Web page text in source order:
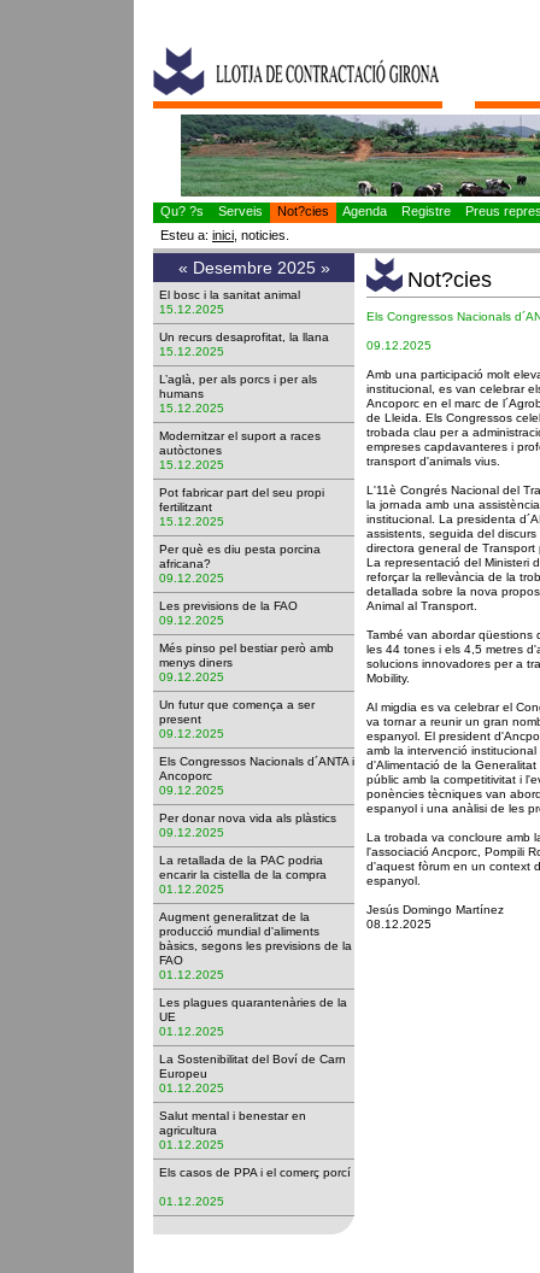
Qu? ?s Serveis Not?cies Agenda Registre
Preus
Esteu a: inici , noticies.
« Desembre 2025 »
El bosc i la sanitat animal
15.12.2025
Un recurs desaprofitat, la llana
15.12.2025
L’aglà, per als porcs i per als
humans
15.12.2025
Modernitzar el suport a races
autòctones
15.12.2025
Pot fabricar part del seu propi
fertilitzant
15.12.2025
Per què es diu pesta porcina
africana?
09.12.2025
Les previsions de la FAO
09.12.2025
Més pinso pel bestiar però amb
menys diners
09.12.2025
Un futur que comença a ser
present
09.12.2025
Els Congressos Nacionals d´ANTA i
Ancoporc
09.12.2025
Per donar nova vida als plàstics
09.12.2025
La retallada de la PAC podria
encarir la cistella de la compra
01.12.2025
Augment generalitzat de la
producció mundial d'aliments
bàsics, segons les previsions de la
FAO
01.12.2025
Les plagues quarantenàries de la
UE
01.12.2025
La Sostenibilitat del Boví de Carn
Europeu
01.12.2025
Salut mental i benestar en
agricultura
01.12.2025
Els casos de PPA i el comerç porcí
01.12.2025
Not?cies
Els Congressos Nacionals
09.12.2025
Amb una participació molt
institucional, es van celebrar
Ancoporc en el marc de
de Lleida. Els Congressos
trobada clau per a
empreses capdavanteres i
transport d'animals vius.
L'11è Congrés Nacional del
la jornada amb una
institucional. La presidenta
assistents, seguida del
directora general de Transport
La representació del Ministeri
reforçar la rellevància de la
detallada sobre la nova
Animal al Transport.
També van abordar qüestions
les 44 tones i els 4,5 metres
solucions innovadores per a
Mobility.
Al migdia es va celebrar el
va tornar a reunir un gran
espanyol. El president
amb la intervenció
d'Alimentació de la
públic amb la competitivitat i
ponències tècniques van
espanyol i una anàlisi de les
La trobada va concloure amb
l'associació Ancporc, Pompili
d'aquest fòrum en un context
espanyol.
Jesús Domingo Martínez
08.12.2025